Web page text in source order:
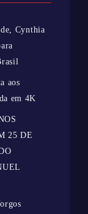
Cynthia
aos
em 4K
25 DE